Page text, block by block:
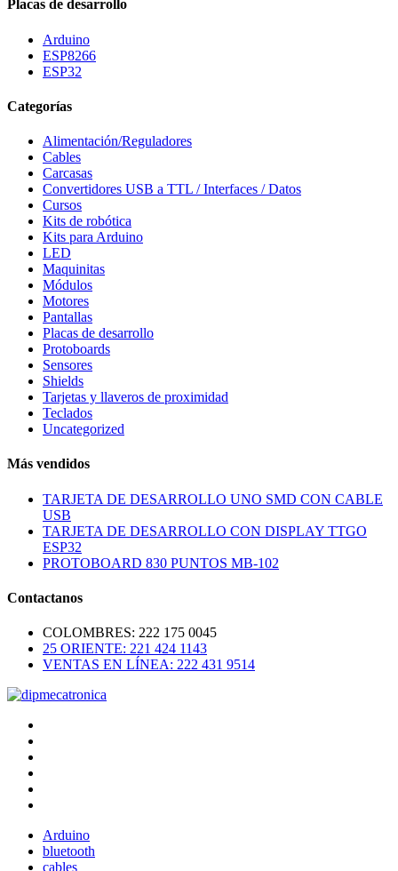
Placas de desarrollo
Arduino
ESP8266
ESP32
Categorías
Alimentación/Reguladores
Cables
Carcasas
Convertidores USB a TTL / Interfaces / Datos
Cursos
Kits de robótica
Kits para Arduino
LED
Maquinitas
Módulos
Motores
Pantallas
Placas de desarrollo
Protoboards
Sensores
Shields
Tarjetas y llaveros de proximidad
Teclados
Uncategorized
Más vendidos
TARJETA DE DESARROLLO UNO SMD CON CABLE
USB
TARJETA DE DESARROLLO CON DISPLAY TTGO
ESP32
PROTOBOARD 830 PUNTOS MB-102
Contactanos
COLOMBRES: 222 175 0045
25 ORIENTE: 221 424 1143
VENTAS EN LÍNEA: 222 431 9514
Arduino
bluetooth
cables